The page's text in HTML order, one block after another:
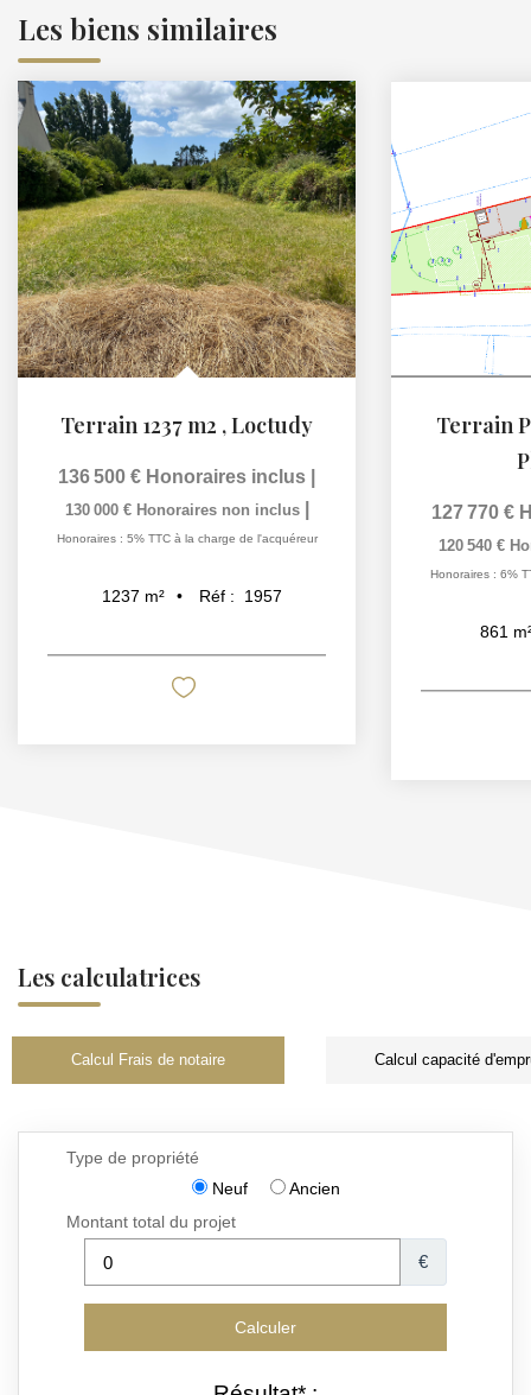
Les biens similaires
Terrain 1237 m2 ,Loctudy
136 500 € Honoraires inclus
130 000 € Honoraires non inclus
Honoraires : 5% TTC à la charge de l'acquéreur
1237 m² Réf : 1957
Terrain
127 770 €
120 540 €
Honoraires : 6%
861
Les calculatrices
Calcul Frais de notaire Calcul capacité